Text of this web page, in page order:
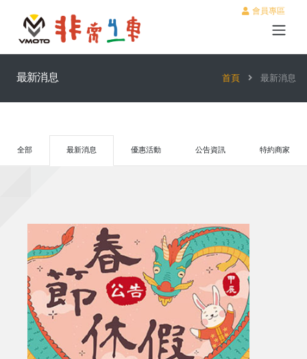
會員專區
最新消息 首頁 最新消息
全部 最新消息 優惠活動 公告資訊 特約商家